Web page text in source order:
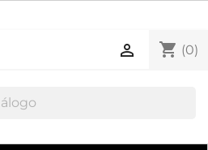
shopping_cart (0)
